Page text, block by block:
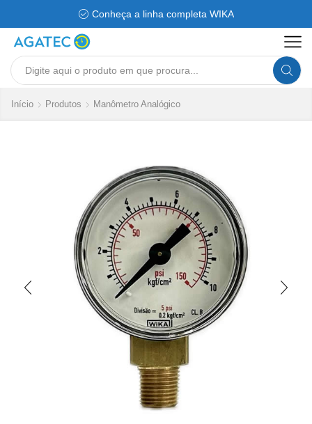
Conheça a linha completa WIKA
Search
Início Produtos Manômetro Analógico